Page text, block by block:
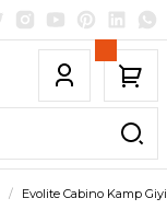
Evolite Cabino Kamp